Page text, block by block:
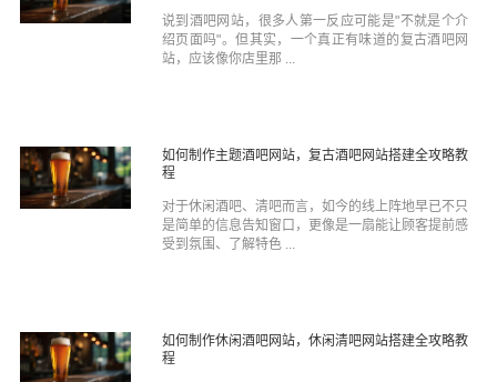
说到酒吧网站，很多人第一反应可能是"不就是个介
绍页面吗"。但其实，一个真正有味道的复古酒吧网
站，应该像你店里那 ...
如何制作主题酒吧网站，复古酒吧网站搭建全攻略教
程
对于休闲酒吧、清吧而言，如今的线上阵地早已不只
是简单的信息告知窗口，更像是一扇能让顾客提前感
受到氛围、了解特色 ...
如何制作休闲酒吧网站，休闲清吧网站搭建全攻略教
程